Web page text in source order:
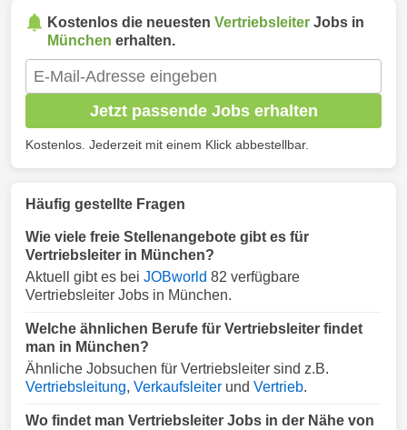
Kostenlos die neuesten Vertriebsleiter Jobs in
München erhalten.
Jetzt passende Jobs erhalten
Kostenlos. Jederzeit mit einem Klick abbestellbar.
Häufig gestellte Fragen
Wie viele freie Stellenangebote gibt es für
Vertriebsleiter in München?
Aktuell gibt es bei JOBworld 82 verfügbare
Vertriebsleiter Jobs in München.
Welche ähnlichen Berufe für Vertriebsleiter findet
man in München?
Ähnliche Jobsuchen für Vertriebsleiter sind z.B.
Vertriebsleitung, Verkaufsleiter und Vertrieb.
Wo findet man Vertriebsleiter Jobs in der Nähe von